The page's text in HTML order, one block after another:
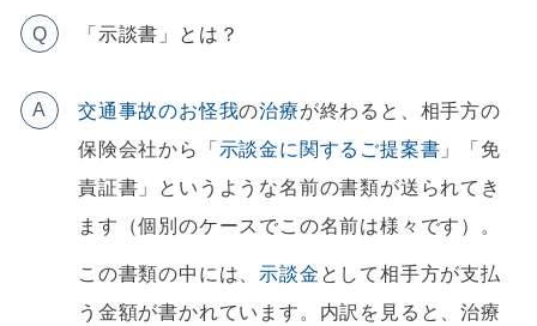
Q 「示談書」とは？
A 交通事故のお怪我の治療が終わると、相手方の
保険会社から「示談金に関するご提案書 」「免
責証書」というような名前の書類が送られてき
ます（個別のケースでこの名前は様々です）。
この書類の中には、示談金 として相手方が支払
う金額が書かれています。内訳を見ると、治療